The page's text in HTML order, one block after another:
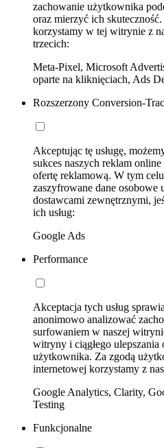
zachowanie użytkownika
oraz mierzyć ich
korzystamy w tej witrynie z
trzecich:
Meta-Pixel, Microsoft
oparte na kliknięciach, Ads
Rozszerzony Conversion-
Akceptując tę usługę,
sukces naszych reklam
ofertę reklamową. W tym
zaszyfrowane dane
dostawcami zewnętrznymi,
ich usług:
Google Ads
Performance
Akceptacja tych usług
anonimowo analizować
surfowaniem w naszej
witryny i ciągłego ulepszania
użytkownika. Za zgodą
internetowej korzystamy z
Google Analytics, Clarity,
Testing
Funkcjonalne